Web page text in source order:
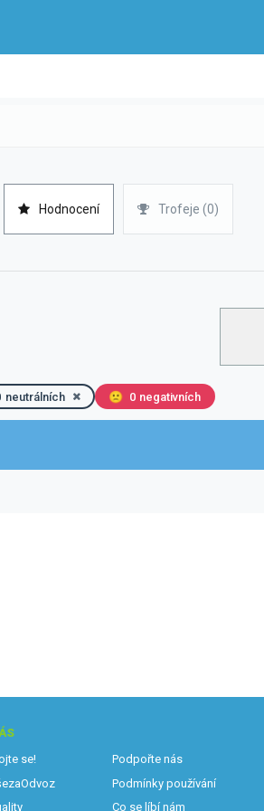
Hodnocení Trofeje (0)
neutrálních 🙁 0 negativních
se!
Podpořte nás
Podmínky používání
Co se líbí nám